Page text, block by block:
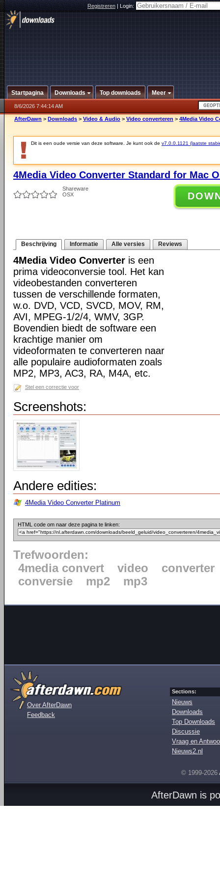
Registreren|Login:
Startpagina Downloads Top downloads Meer
8/6/2026 7:44:14 AM
AfterDawn > Downloads > Video & Audio > Video converteren > 4Media Video
Dit is een oude versie van deze software. Je kunt ook de v7.0.0.1121 (laatste
4Media Video Converter Standard for Mac
Shareware
OSX
Beschrijving Informatie Alle versies Reviews
4Media Video Converter is een
prima videoconversie tool. Het kan
videobestanden converteren
tussen de verschillende formaten,
w.o. DVD, VCD, SVCD, MOV, RM,
AVI, MPEG-1/2/4, WMV, 3GP.
Bovendien biedt de software een
krachtige manier om
videoformaten te converteren naar
alle populaire audioformaten zoals
MP2, MP3, AC3, RA, M4A, etc.
Stel een correctie voor
Screenshots:
Andere edities:
4Media Video Converter Platinum
HTML code om naar deze pagina te linken:
Trefwoorden:
4media convert
video
converter
conversie
mp2 mp3
Over AfterDawn
Feedback
Sections:
Nieuws
Downloads
Top Downloads
Discussie
Vraag en
Nieuws2.nl
© 1999-2026
AfterDawn is